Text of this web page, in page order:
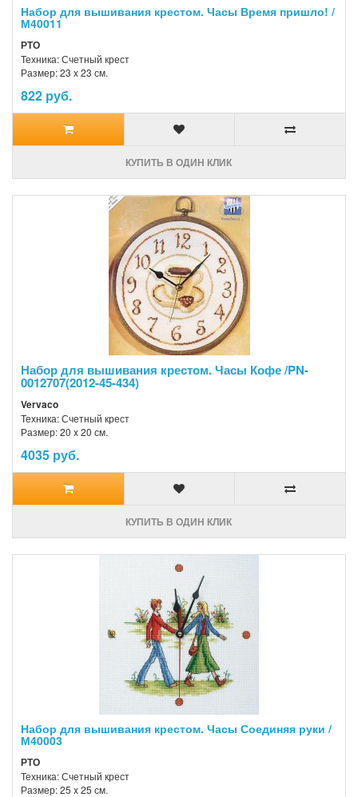
Набор для вышивания крестом. Часы Время пришло! /
М40011
РТО
Техника: Счетный крест
Размер: 23 x 23 см.
822 руб.
КУПИТЬ В ОДИН КЛИК
Набор для вышивания крестом. Часы Кофе /PN-
0012707(2012-45-434)
Vervaco
Техника: Счетный крест
Размер: 20 x 20 см.
4035 руб.
КУПИТЬ В ОДИН КЛИК
Набор для вышивания крестом. Часы Соединяя руки /
М40003
РТО
Техника: Счетный крест
Размер: 25 x 25 см.